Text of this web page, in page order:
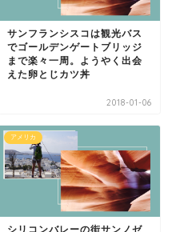
サンフランシスコは観光バス
でゴールデンゲートブリッジ
まで楽々一周。ようやく出会
えた卵とじカツ丼
2018-01-06
アメリカ
シリコンバレーの街サンノゼ